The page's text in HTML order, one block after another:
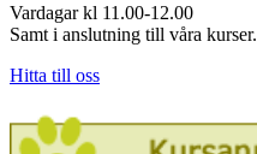
Vardagar kl 11.00-12.00
Samt i anslutning till våra kurser.
Hitta till oss